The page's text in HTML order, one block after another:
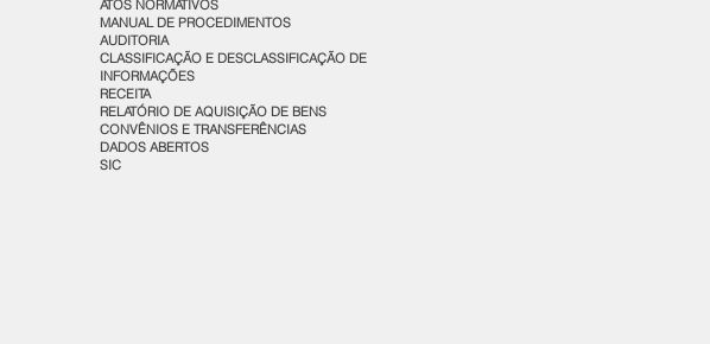
ATOS NORMATIVOS
MANUAL DE PROCEDIMENTOS
AUDITORIA
CLASSIFICAÇÃO E DESCLASSIFICAÇÃO DE
INFORMAÇÕES
RECEITA
RELATÓRIO DE AQUISIÇÃO DE BENS
CONVÊNIOS E TRANSFERÊNCIAS
DADOS ABERTOS
SIC